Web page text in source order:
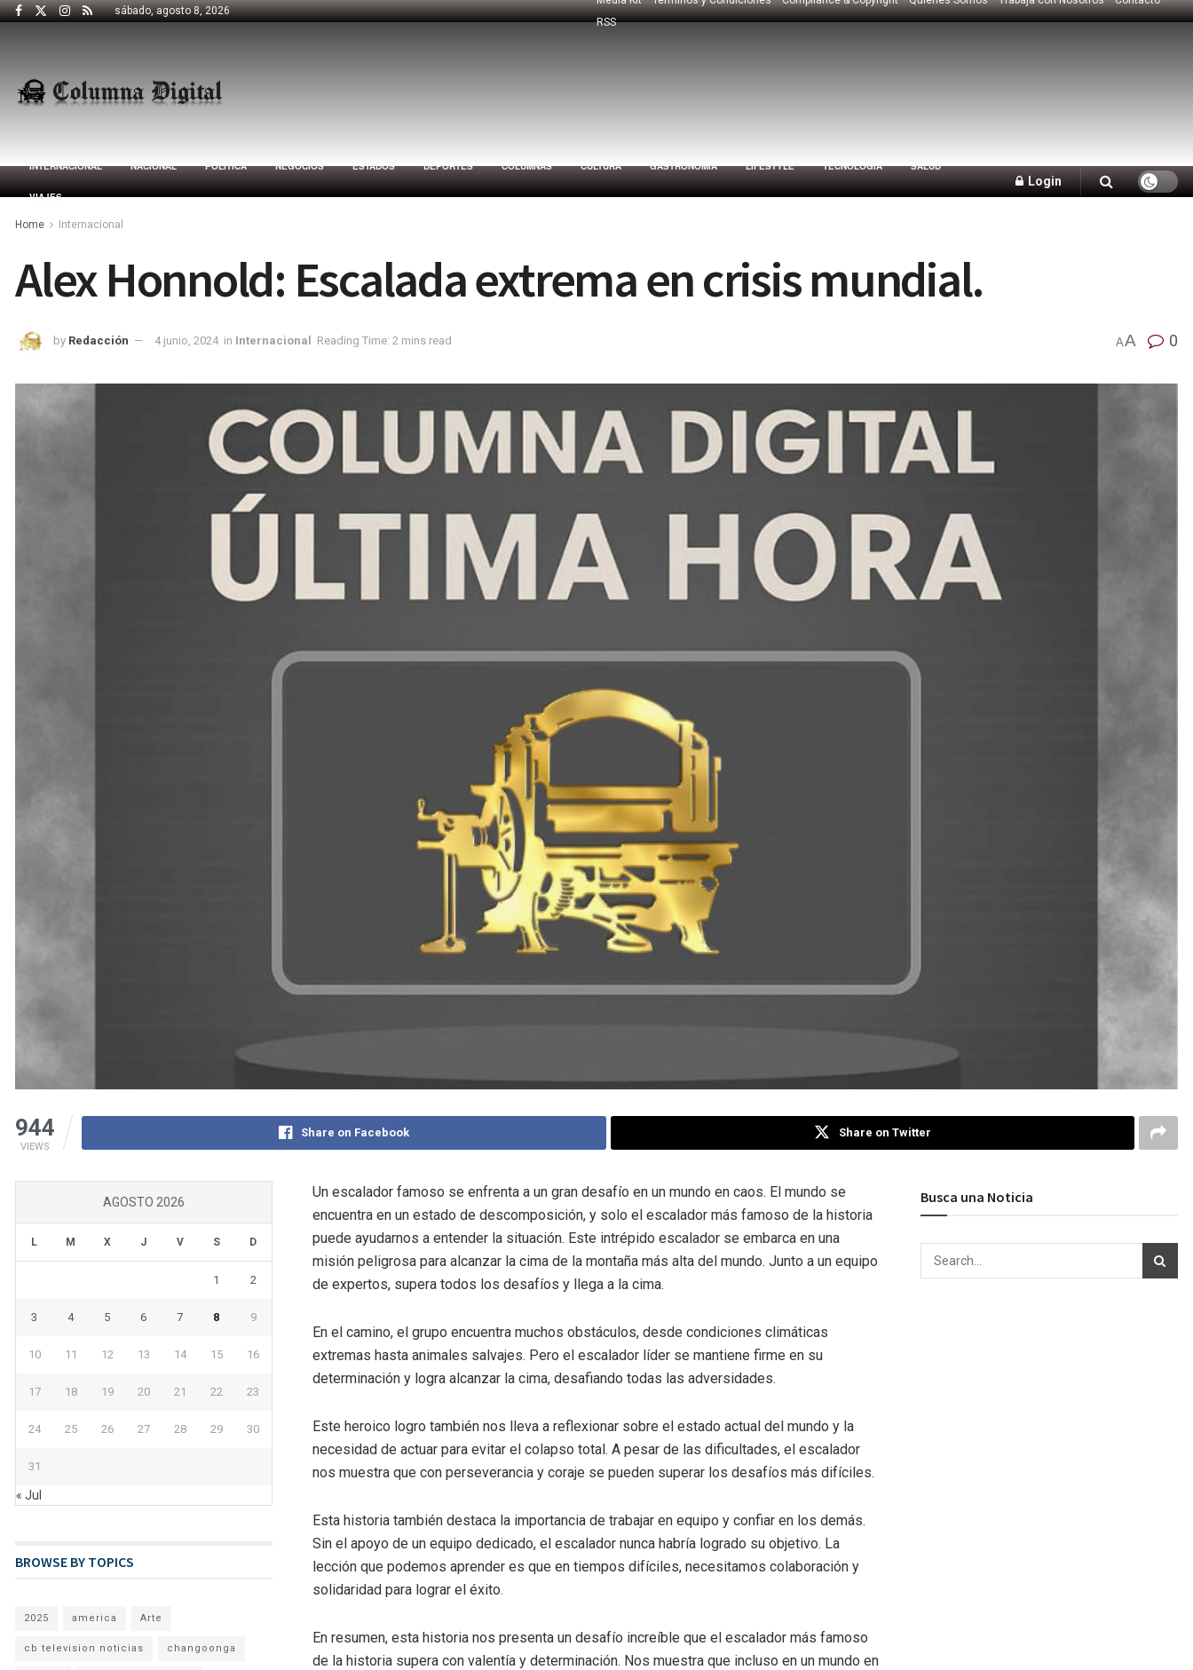
sábado, agosto 8, 2026
RSS
INTERNACIONAL NACIONAL POLÍTICA NEGOCIOS ESTADOS DEPORTES COLUMNAS CULTURA GASTRONOMÍA LIFESTYLE TECNOLOGÍA SALUD
VIAJES
Login
Home Internacional
Alex Honnold: Escalada extrema en crisis mundial.
by Redacción 4 junio, 2024 in Internacional Reading Time: 2 mins read AA 0
944
VIEWS
Share on Facebook Share on Twitter
Un escalador famoso se enfrenta a un gran desafío en un mundo en caos. El mundo se
encuentra en un estado de descomposición, y solo el escalador más famoso de la historia
puede ayudarnos a entender la situación. Este intrépido escalador se embarca en una
misión peligrosa para alcanzar la cima de la montaña más alta del mundo. Junto a un equipo
de expertos, supera todos los desafíos y llega a la cima.
En el camino, el grupo encuentra muchos obstáculos, desde condiciones climáticas
extremas hasta animales salvajes. Pero el escalador líder se mantiene firme en su
determinación y logra alcanzar la cima, desafiando todas las adversidades.
Este heroico logro también nos lleva a reflexionar sobre el estado actual del mundo y la
necesidad de actuar para evitar el colapso total. A pesar de las dificultades, el escalador
nos muestra que con perseverancia y coraje se pueden superar los desafíos más difíciles.
Esta historia también destaca la importancia de trabajar en equipo y confiar en los demás.
Sin el apoyo de un equipo dedicado, el escalador nunca habría logrado su objetivo. La
lección que podemos aprender es que en tiempos difíciles, necesitamos colaboración y
solidaridad para lograr el éxito.
En resumen, esta historia nos presenta un desafío increíble que el escalador más famoso
de la historia supera con valentía y determinación. Nos muestra que incluso en un mundo en
AGOSTO 2026
L M X J V S D
1 2
3 4 5 6 7 8 9
10 11 12 13 14 15 16
17 18 19 20 21 22 23
24 25 26 27 28 29 30
31
« Jul
BROWSE BY TOPICS
2025 america Arte
cb television noticias changoonga
Busca una Noticia